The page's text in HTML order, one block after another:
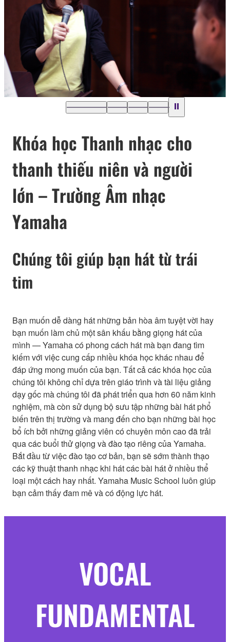
Khóa học Thanh nhạc cho
thanh thiếu niên và người
lớn – Trường Âm nhạc
Yamaha
Chúng tôi giúp bạn hát từ trái
tim
Bạn muốn dễ dàng hát những bản hòa âm tuyệt vời hay
bạn muốn làm chủ một sân khấu bằng giọng hát của
mình — Yamaha có phong cách hát mà bạn đang tìm
kiếm với việc cung cấp nhiều khóa học khác nhau để
đáp ứng mong muốn của bạn. Tất cả các khóa học của
chúng tôi không chỉ dựa trên giáo trình và tài liệu giảng
dạy gốc mà chúng tôi đã phát triển qua hơn 60 năm kinh
nghiệm, mà còn sử dụng bộ sưu tập những bài hát phổ
biến trên thị trường và mang đến cho bạn những bài học
bổ ích bởi những giảng viên có chuyên môn cao đã trải
qua các buổi thử giọng và đào tạo riêng của Yamaha.
Bắt đầu từ việc đào tạo cơ bản, bạn sẽ sớm thành thạo
các kỹ thuật thanh nhạc khi hát các bài hát ở nhiều thể
loại một cách hay nhất. Yamaha Music School luôn giúp
bạn cảm thấy đam mê và có động lực hát.
VOCAL
FUNDAMENTAL